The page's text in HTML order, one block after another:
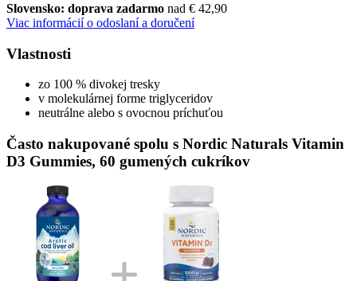
Slovensko: doprava zadarmo nad € 42,90
Viac informácií o odoslaní a doručení
Vlastnosti
zo 100 % divokej tresky
v molekulárnej forme triglyceridov
neutrálne alebo s ovocnou príchuťou
Často nakupované spolu s Nordic Naturals Vitamin
D3 Gummies, 60 gumených cukríkov